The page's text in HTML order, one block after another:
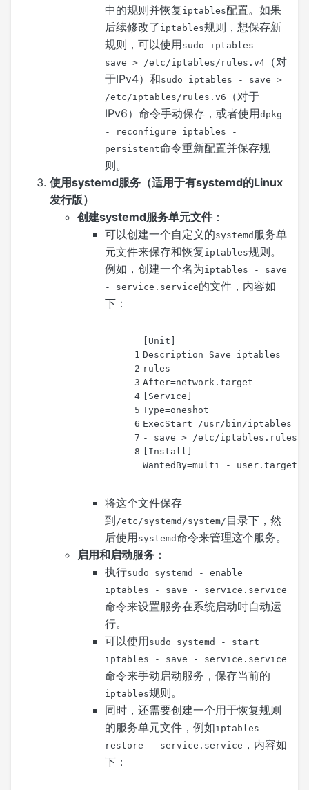
中的规则并恢复 iptables配置。如果
后续修改了 iptables规则，想保存新
规则，可以使用sudo iptables -
save > /etc/iptables/rules.v4
（对
于IPv4）和sudo iptables - save >
/etc/iptables/rules.v6
（对于
IPv6）命令手动保存，或者使用dpkg
- reconfigure iptables -
persistent命令重新配置并保存规
则。
使用systemd服务（适用于有systemd的Linux
发行版）
创建systemd服务单元文件：
可以创建一个自定义的systemd 服务单
元文件来保存和恢复 iptables规则。
例如，创建一个名为iptables - save
- service.service的文件，内容如
下：
1
2
3
4
5
6
7
8
[Unit]
Description=Save iptables
rules
After=network.target
[Service]
Type=oneshot
ExecStart=/usr/bin/iptables
- save > /etc/iptables.rules
[Install]
WantedBy=multi - user.target
将这个文件保存
到 /etc/systemd/system/ 目录下，然
后使用systemd命令来管理这个服务。
启用和启动服务 ：
执行sudo systemd - enable
iptables - save - service.service
命令来设置服务在系统启动时自动运
行。
可以使用sudo systemd - start
iptables - save - service.service
命令来手动启动服务，保存当前的
iptables规则。
同时，还需要创建一个用于恢复规则
的服务单元文件，例如iptables -
restore - service.service ，内容如
下：